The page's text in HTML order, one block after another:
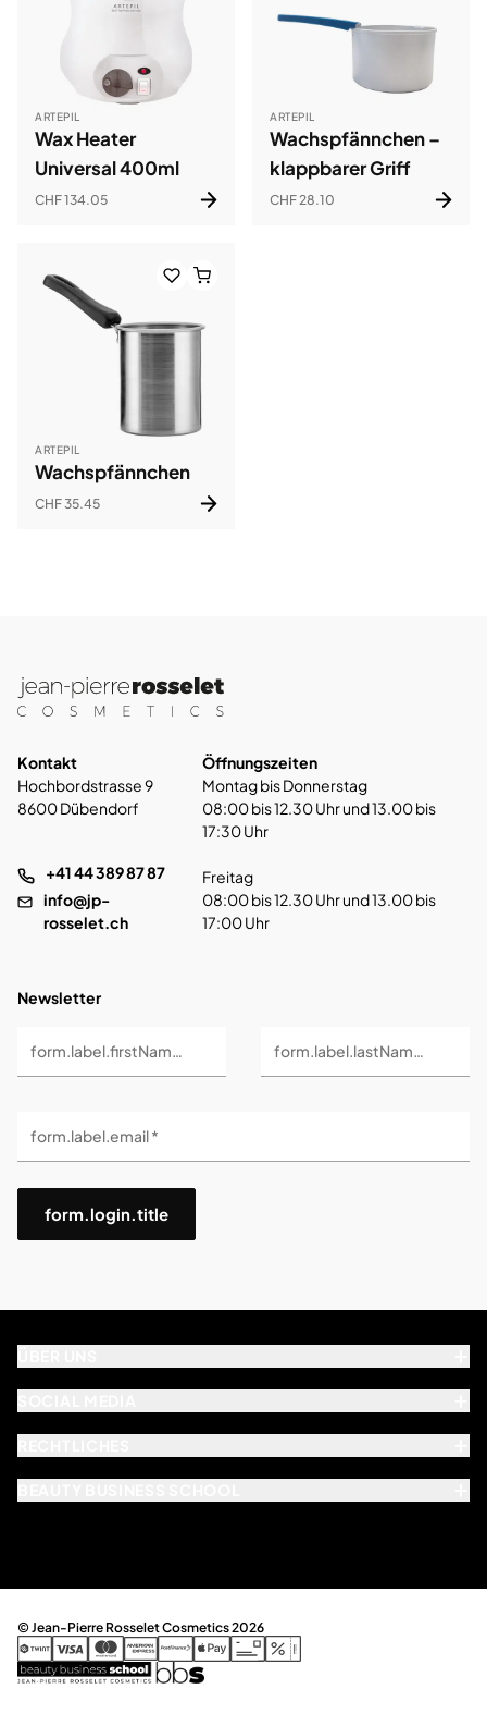
ARTEPIL
Wax Heater
Universal 400ml
CHF 134.05
ARTEPIL
Wachspfännchen –
klappbarer Griff
CHF 28.10
ARTEPIL
Wachspfännchen
CHF 35.45
Kontakt
Hochbordstrasse 9
8600 Dübendorf
+41 44 389 87 87
info@jp-
rosselet.ch
Öffnungszeiten
Montag bis Donnerstag
08:00 bis 12.30 Uhr und 13.00 bis
17:30 Uhr
Freitag
08:00 bis 12.30 Uhr und 13.00 bis
17:00 Uhr
Newsletter
form.label.firstName * form.label.lastName *
form.label.email *
form.login.title
© Jean-Pierre Rosselet Cosmetics 2026